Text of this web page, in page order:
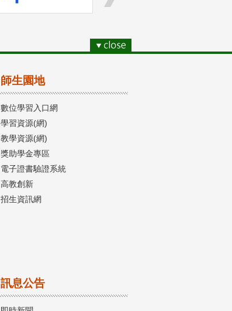
師生園地
數位學習入口網
學習資源(網)
教學資源(網)
獎助學金專區
電子證書驗證系統
高教創新
招生資訊網
訊息公告